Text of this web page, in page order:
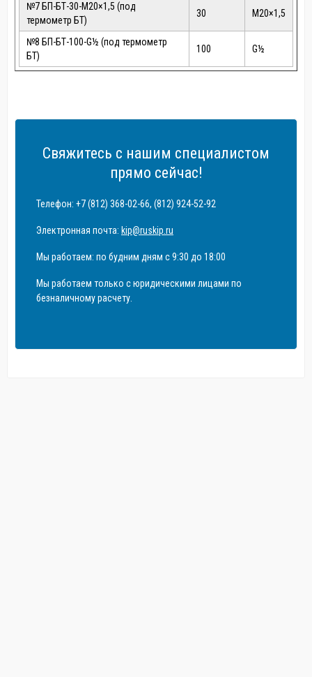
№7 БП-БТ-30-М20×1,5 (под
термометр БТ)
30 М20×1,5
№8 БП-БТ-100-G½ (под термометр
БТ)
100 G½
Свяжитесь с нашим специалистом
прямо сейчас!
Телефон: +7 (812) 368-02-66, (812) 924-52-92
Электронная почта: kip@ruskip.ru
Мы работаем: по будним дням с 9:30 до 18:00
Мы работаем только с юридическими лицами по
безналичному расчету.